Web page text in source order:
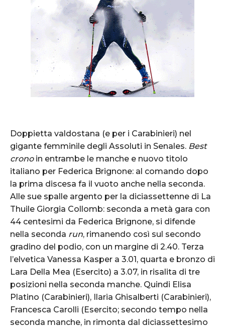
Doppietta valdostana (e per i Carabinieri) nel
gigante femminile degli Assoluti in Senales. Best
cronoin entrambe le manche e nuovo titolo
italiano per Federica Brignone: al comando dopo
la prima discesa fa il vuoto anche nella seconda.
Alle sue spalle argento per la diciassettenne di La
Thuile Giorgia Collomb: seconda a metà gara con
44 centesimi da Federica Brignone, si difende
nella seconda run, rimanendo così sul secondo
gradino del podio, con un margine di 2.40. Terza
l’elvetica Vanessa Kasper a 3.01, quarta e bronzo di
Lara Della Mea (Esercito) a 3.07, in risalita di tre
posizioni nella seconda manche. Quindi Elisa
Platino (Carabinieri), Ilaria Ghisalberti (Carabinieri),
Francesca Carolli (Esercito; secondo tempo nella
seconda manche, in rimonta dal diciassettesimo